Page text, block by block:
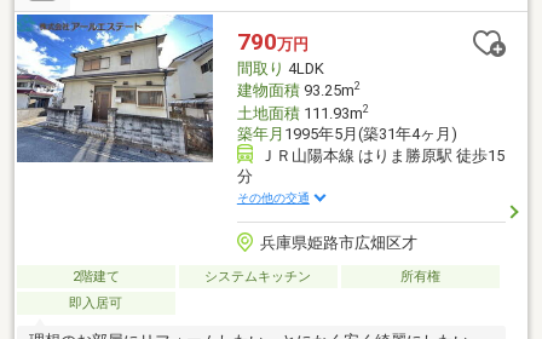
790万円
間取り 4LDK
建物面積93.25m2
土地面積111.93m2
築年月 1995年5月(築31年4ヶ月)
ＪＲ山陽本線 はりま勝原駅 徒歩15
分
その他の交通
兵庫県姫路市広畑区才
2階建て システムキッチン
所有権
即入居可